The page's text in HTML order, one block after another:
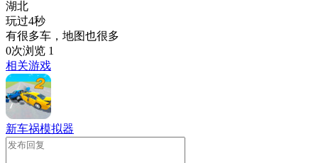
湖北
玩过4秒
有很多车，地图也很多
0次浏览 1
相关游戏
新车祸模拟器